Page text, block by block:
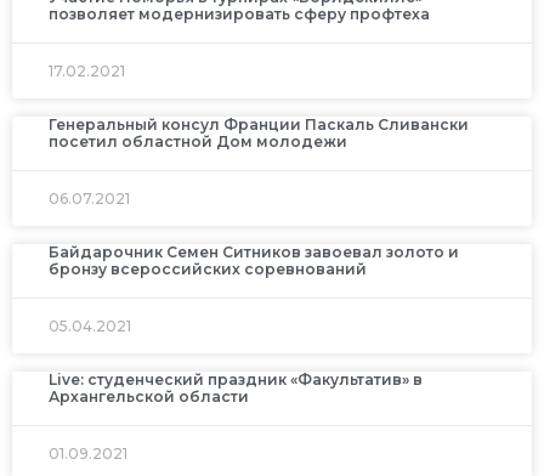
позволяет модернизировать сферу профтеха
17.02.2021
Генеральный консул Франции Паскаль Сливански
посетил областной Дом молодежи
06.07.2021
Байдарочник Семен Ситников завоевал золото и
бронзу всероссийских соревнований
05.04.2021
Live: студенческий праздник «Факультатив» в
Архангельской области
01.09.2021